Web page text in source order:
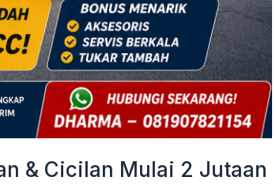
& Cicilan Mulai 2 Jutaan